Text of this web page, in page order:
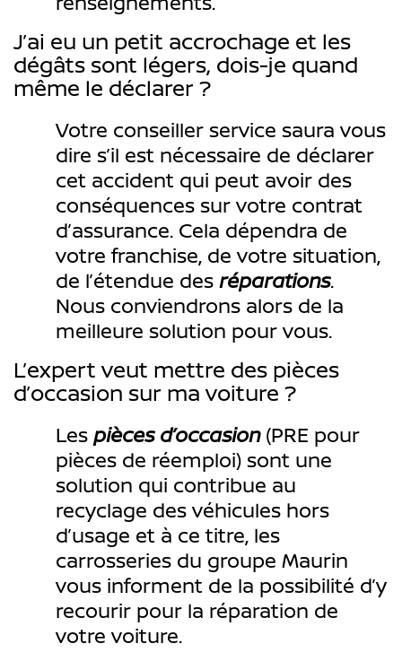
J’ai eu un petit accrochage et les
dégâts sont légers, dois-je quand
même le déclarer ?
Votre conseiller service saura vous
dire s’il est nécessaire de déclarer
cet accident qui peut avoir des
conséquences sur votre contrat
d’assurance. Cela dépendra de
votre franchise, de votre situation,
de l’étendue desréparations.
Nous conviendrons alors de la
meilleure solution pour vous.
L’expert veut mettre des pièces
d’occasion sur ma voiture ?
Les pièces d’occasion (PRE pour
pièces de réemploi) sont une
solution qui contribue au
recyclage des véhicules hors
d’usage et à ce titre, les
carrosseries du groupe Maurin
vous informent de la possibilité d’y
recourir pour la réparation de
votre voiture.